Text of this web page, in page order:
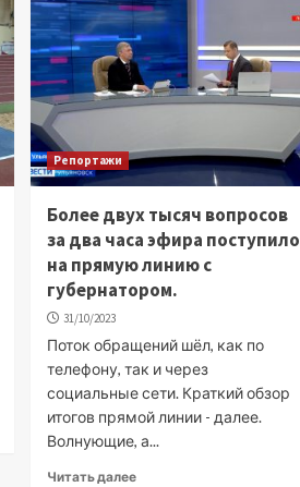
Репортажи
Более двух тысяч вопросов
за два часа эфира поступило
на прямую линию с
губернатором.
31/10/2023
Поток обращений шёл, как по
телефону, так и через
социальные сети. Краткий обзор
итогов прямой линии - далее.
Волнующие, а...
Читать далее